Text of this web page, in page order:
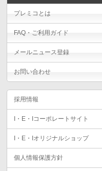
プレミコとは
FAQ・ご利用ガイド
メールニュース登録
お問い合わせ
採用情報
I・E・Iコーポレートサイト
I・E・Iオリジナルショップ
個人情報保護方針